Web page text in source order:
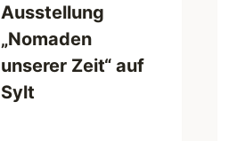
Ausstellung
„Nomaden
unserer Zeit“ auf
Sylt